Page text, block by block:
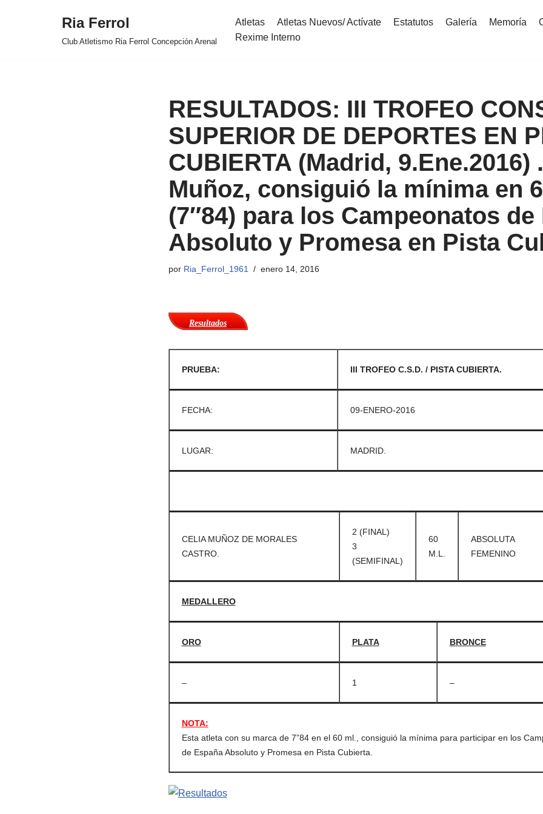
Ria Ferrol
Club Atletismo Ria Ferrol Concepción Arenal
Atletas Atletas Nuevos/ Actívate Estatutos Galería Memoría
Rexime Interno
RESULTADOS: III TROFEO
SUPERIOR DE DEPORTES EN
CUBIERTA (Madrid, 9.Ene.2016)
Muñoz, consiguió la mínima en
(7″84) para los Campeonatos de
Absoluto y Promesa en Pista
por Ria_Ferrol_1961 enero 14, 2016
Resultados
PRUEBA: III TROFEO C.S.D. / PISTA CUBIERTA.
FECHA: 09-ENERO-2016
LUGAR: MADRID.
CELIA MUÑOZ DE MORALES
CASTRO.
2 (FINAL)
3
(SEMIFINAL)
60
M.L.
ABSOLUTA
FEMENINO
MEDALLERO
ORO PLATA BRONCE
– 1 –
NOTA:
Esta atleta con su marca de 7”84 en el 60 ml., consiguió la mínima para participar en los
de España Absoluto y Promesa en Pista Cubierta.